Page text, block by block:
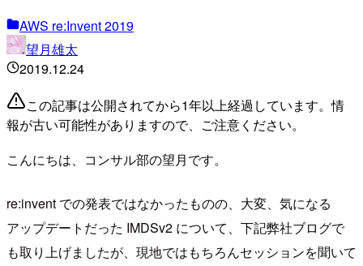
AWS re:Invent 2019
望月雄太
2019.12.24
この記事は公開されてから1年以上経過しています。情
報が古い可能性がありますので、ご注意ください。
こんにちは、コンサル部の望月です。
re:invent での発表ではなかったものの、大変、気になる
アップデートだった IMDSv2 について、下記弊社ブログで
も取り上げましたが、現地ではもちろんセッションを聞いて